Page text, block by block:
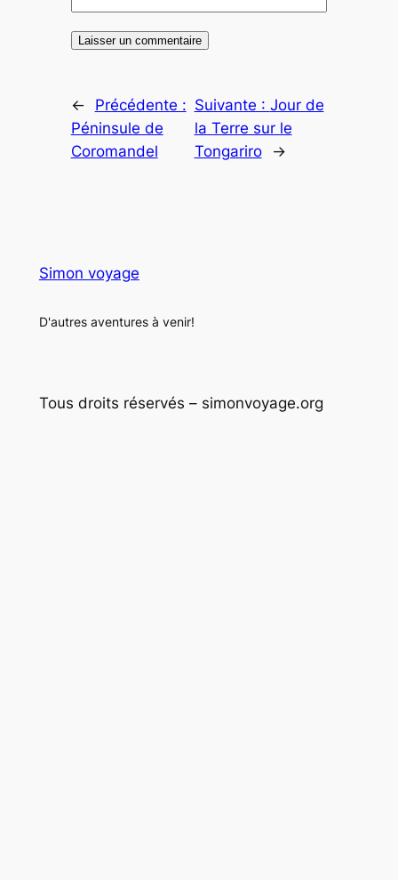
←
Précédente :
Péninsule de
Coromandel
Suivante : Jour de
la Terre sur le
Tongariro
→
Simon voyage
D'autres aventures à venir!
Tous droits réservés – simonvoyage.org